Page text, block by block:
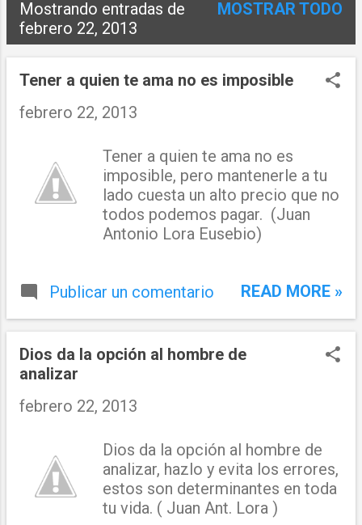
E
n
Mostrando entradas de
febrero 22, 2013
MOSTRAR TODO
Tener a quien te ama no es imposible
febrero 22, 2013
Tener a quien te ama no es
imposible, pero mantenerle a tu
lado cuesta un alto precio que no
todos podemos pagar. (Juan
Antonio Lora Eusebio)
Publicar un comentario READ MORE »
Dios da la opción al hombre de
analizar
febrero 22, 2013
Dios da la opción al hombre de
analizar, hazlo y evita los errores,
estos son determinantes en toda
tu vida. ( Juan Ant. Lora )